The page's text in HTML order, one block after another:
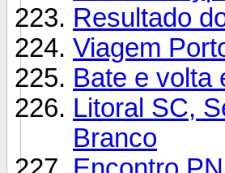
Resultado
Viagem
Bate e volta
Litoral SC,
Branco